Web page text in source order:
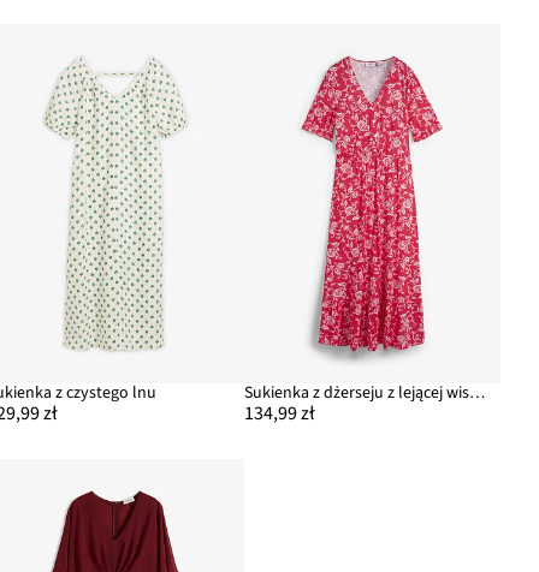
z czystego lnu
zł
Sukienka z dżerseju z lejącej wiskozy
134,99 zł